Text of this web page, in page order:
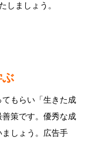
しましょう。
ぶ
てもらい「生きた成
策です。優秀な成
しょう。広告手